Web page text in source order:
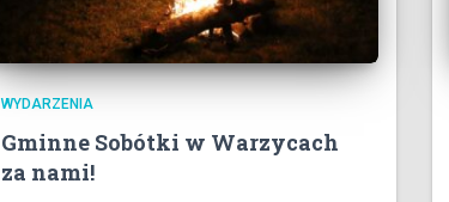
WYDARZENIA
Gminne Sobótki w Warzycach
za nami!